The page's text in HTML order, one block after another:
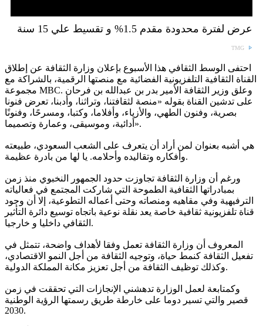
عرض لفترة محدودة مقدم 1.5% و تقسيط علي 15 سنة
TMG
احتفى الوسط الثقافي هذا الأسبوع بإعلان وزارة الثقافة عن إطلاق
القناة الثقافية التلفزيونية الفضائية مع منصتها الرقمية، بالشراكة مع
مجموعة MBC. وعلق وزير الثقافة الأمير بدر بن عبدالله بن فرحان
على تدشين القناة بقوله «منصة لثقافتنا، وتراثنا، وأدبنا، تعرض فنونا
بصرية، وفنون الطهي، والأزياء، وأفلاما، وكتبا، ومسرحًا، وفنونًا
أدائية، وموسيقى، وعمارة وتصميما».
هي أشبه بعنوان لمن أراد أن يتعرف على الشعب السعودي، طبيعته
وأفكاره وتقاليده وأحلامه. يا لها من بادرة عظيمة.
ورغم أن وزارة الثقافة تجاوزت حدود الجمهور النخبوي منذ زمن
بمبادراتها الثقافية الطموحة التي شاركت المجتمع في فعالياته
الترفيهية وفي مقاهيه ومنصاته وحتى أعماله التطوعية، إلا أن وجود
قناة تلفزيونية ثقافية خاصة يعد نقلة نوعية باتجاه توسيع دائرة التأثير
الثقافي داخليا و خارجيا.
المعروف أن وزارة الثقافة تعمل وفقا لأهداف واضحة، تتمثل في
تفعيل الثقافة كنمط حياة، وتوجيه الثقافة من أجل النمو الاقتصادي،
وكذلك توظيف الثقافة من أجل تعزيز مكانة المملكة الدولية.
وكمتابعة لعمل الوزارة تدهشني الإنجازات التي تحققت في زمن
قصير والتي تسير دوما على خارطة طريق رسمتها الرؤية الوطنية
2030.